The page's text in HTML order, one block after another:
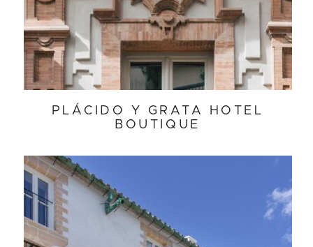
PLÁCIDO Y GRATA HOTEL
BOUTIQUE